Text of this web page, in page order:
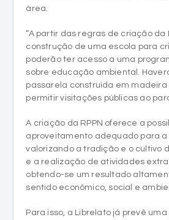
construção de uma escola para
sobre educação ambiental.
passarela construída em
permitir visitações públicas ao
A criação da RPPN oferece a
aproveitamento adequado para a
e a realização de atividades
obtendo-se um resultado
sentido econômico, social e
Para isso, a Librelato já prevê uma
próprios moradores da região
moradores poderão colher as